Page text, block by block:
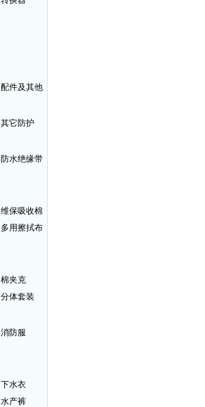
配件及其他
其它防护
防水绝缘带
维保吸收棉
多用擦拭布
棉夹克
分体套装
消防服
下水衣
水产裤